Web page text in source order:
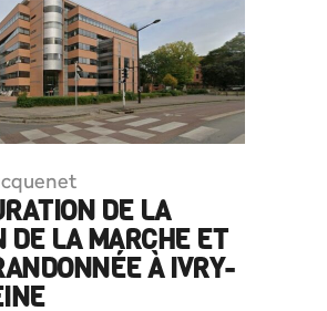
DE LA
DE LA MARCHE ET
À IVRY-